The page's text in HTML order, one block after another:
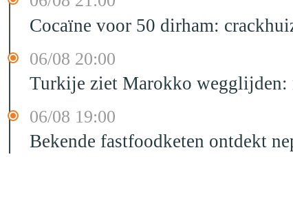
Cocaïne voor 50 dirham:
06/08 20:00
Turkije ziet Marokko wegglijden:
06/08 19:00
Bekende fastfoodketen ontdekt